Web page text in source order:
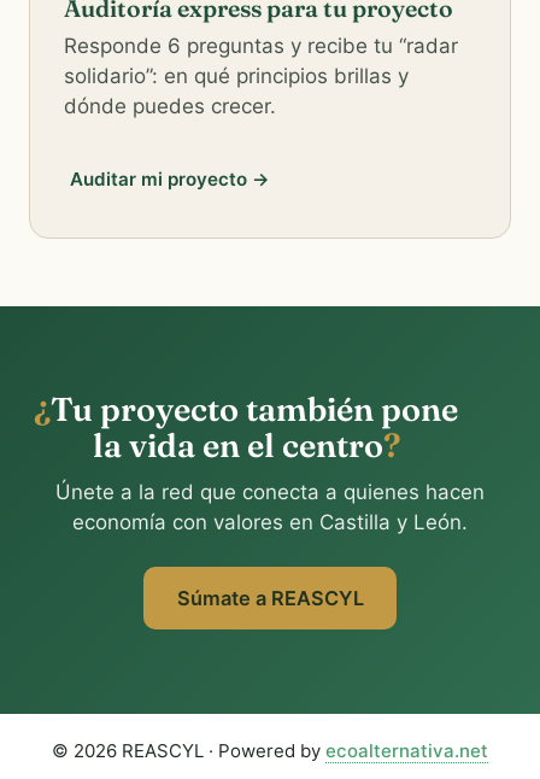
Auditoría express para tu proyecto
Responde 6 preguntas y recibe tu “radar
solidario”: en qué principios brillas y
dónde puedes crecer.
Auditar mi proyecto →
¿Tu proyecto también pone
la vida en el centro?
Únete a la red que conecta a quienes hacen
economía con valores en Castilla y León.
Súmate a REASCYL
© 2026 REASCYL · Powered by ecoalternativa.net